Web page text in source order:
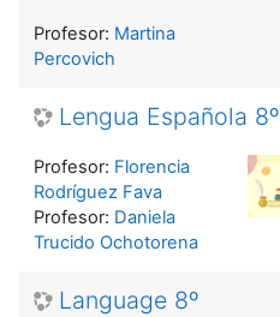
Profesor: Martina
Percovich
Lengua Española 8º
Profesor: Florencia
Rodríguez Fava
Profesor: Daniela
Trucido Ochotorena
Language 8º